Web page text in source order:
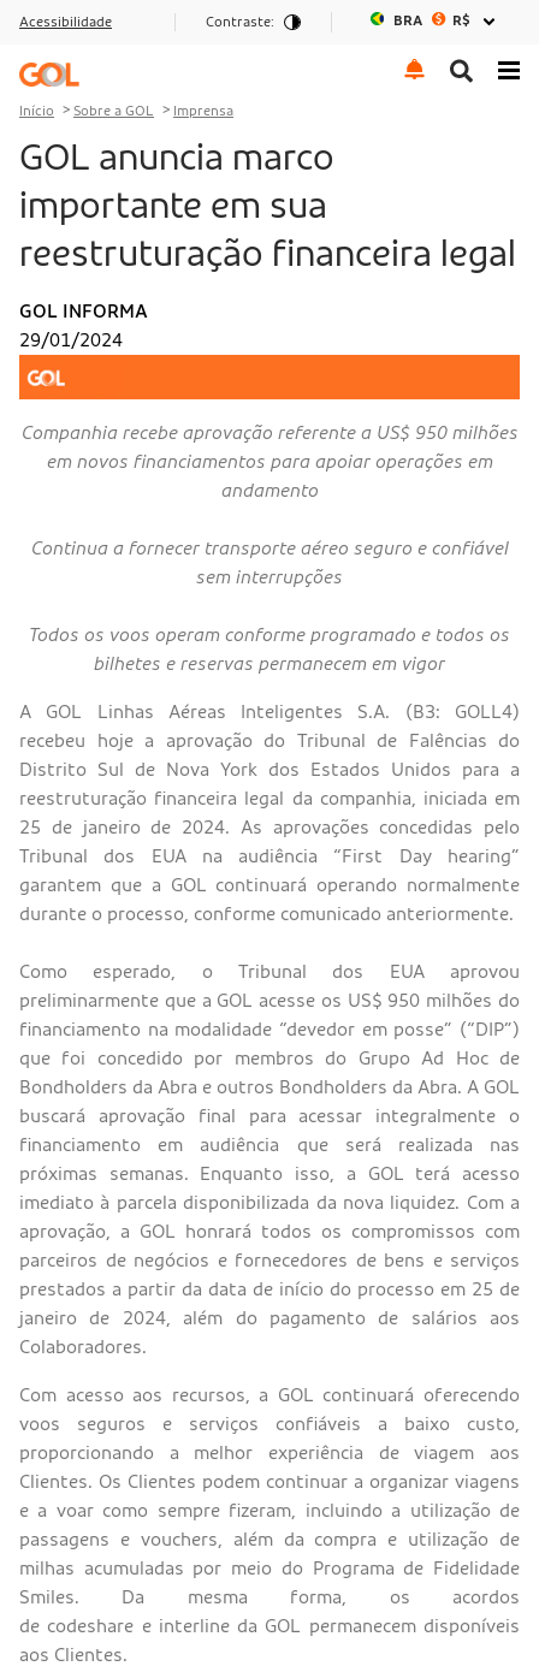
Ir para o menu
Ir para o conteúdo
Ir para o rodapé
Acessibilidade Contraste: BRA R$
Início Sobre a GOL Imprensa
GOL anuncia marco
importante em sua
reestruturação financeira legal
GOL INFORMA
29/01/2024
Companhia recebe aprovação referente a US$ 950 milhões
em novos financiamentos para apoiar operações em
andamento
Continua a fornecer transporte aéreo seguro e confiável
sem interrupções
Todos os voos operam conforme programado e todos os
bilhetes e reservas permanecem em vigor
A GOL Linhas Aéreas Inteligentes S.A. (B3: GOLL4)
recebeu hoje a aprovação do Tribunal de Falências do
Distrito Sul de Nova York dos Estados Unidos para a
reestruturação financeira legal da companhia, iniciada em
25 de janeiro de 2024. As aprovações concedidas pelo
Tribunal dos EUA na audiência “First Day hearing”
garantem que a GOL continuará operando normalmente
durante o processo, conforme comunicado anteriormente.
Como esperado, o Tribunal dos EUA aprovou
preliminarmente que a GOL acesse os US$ 950 milhões do
financiamento na modalidade “devedor em posse” (“DIP”)
que foi concedido por membros do Grupo Ad Hoc de
Bondholders da Abra e outros Bondholders da Abra. A GOL
buscará aprovação final para acessar integralmente o
financiamento em audiência que será realizada nas
próximas semanas. Enquanto isso, a GOL terá acesso
imediato à parcela disponibilizada da nova liquidez. Com a
aprovação, a GOL honrará todos os compromissos com
parceiros de negócios e fornecedores de bens e serviços
prestados a partir da data de início do processo em 25 de
janeiro de 2024, além do pagamento de salários aos
Colaboradores.
Com acesso aos recursos, a GOL continuará oferecendo
voos seguros e serviços confiáveis a baixo custo,
proporcionando a melhor experiência de viagem aos
Clientes. Os Clientes podem continuar a organizar viagens
e a voar como sempre fizeram, incluindo a utilização de
passagens e vouchers, além da compra e utilização de
milhas acumuladas por meio do Programa de Fidelidade
Smiles. Da mesma forma, os acordos
de codeshare e interline da GOL permanecem disponíveis
aos Clientes.